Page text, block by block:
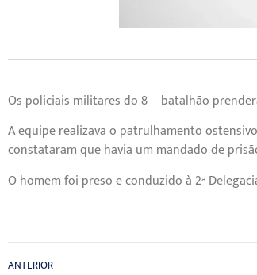
Os policiais militares do 8º batalhão
A equipe realizava o patrulhamento
constataram que havia um mandado de
O homem foi preso e conduzido à 2ª
ANTERIOR